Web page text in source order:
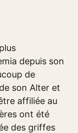
depuis son
de
son Alter et
affiliée au
ont été
des griffes